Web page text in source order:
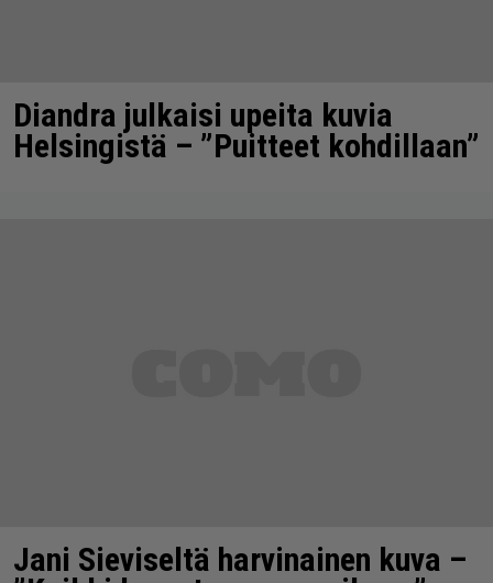
Diandra julkaisi upeita kuvia
Helsingistä – ”Puitteet kohdillaan”
Jani Sieviseltä harvinainen kuva –